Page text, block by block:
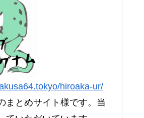
hiroaka-ur/
まとめサイト様です。当